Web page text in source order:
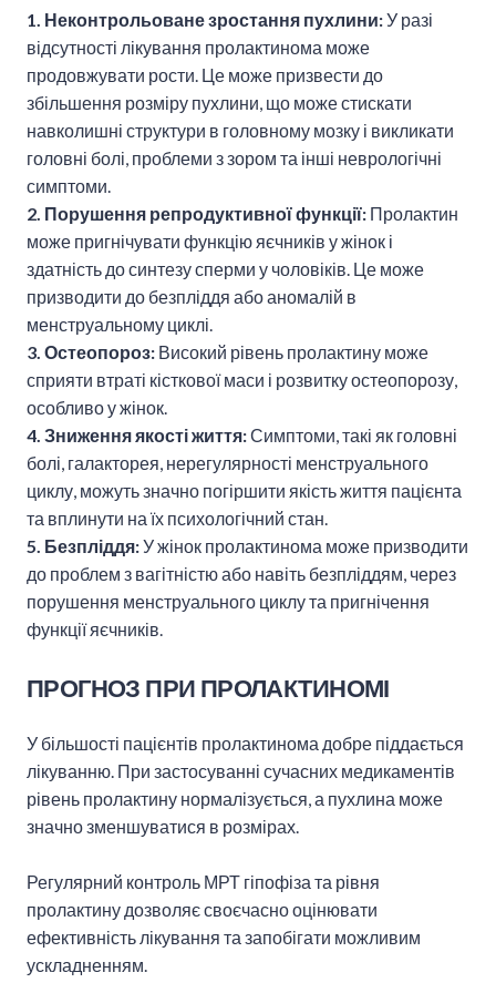
1. Неконтрольоване зростання пухлини:У разі
відсутності лікування пролактинома може
продовжувати рости. Це може призвести до
збільшення розміру пухлини, що може стискати
навколишні структури в головному мозку і викликати
головні болі, проблеми з зором та інші неврологічні
симптоми.
2. Порушення репродуктивної функції: Пролактин
може пригнічувати функцію яєчників у жінок і
здатність до синтезу сперми у чоловіків. Це може
призводити до безпліддя або аномалій в
менструальному циклі.
3. Остеопороз: Високий рівень пролактину може
сприяти втраті кісткової маси і розвитку остеопорозу,
особливо у жінок.
4. Зниження якості життя:Симптоми, такі як головні
болі, галакторея, нерегулярності менструального
циклу, можуть значно погіршити якість життя пацієнта
та вплинути на їх психологічний стан.
5. Безпліддя:У жінок пролактинома може призводити
до проблем з вагітністю або навіть безпліддям, через
порушення менструального циклу та пригнічення
функції яєчників.
ПРОГНОЗ ПРИ ПРОЛАКТИНОМІ
У більшості пацієнтів пролактинома добре піддається
лікуванню. При застосуванні сучасних медикаментів
рівень пролактину нормалізується, а пухлина може
значно зменшуватися в розмірах.
Регулярний контроль МРТ гіпофіза та рівня
пролактину дозволяє своєчасно оцінювати
ефективність лікування та запобігати можливим
ускладненням.